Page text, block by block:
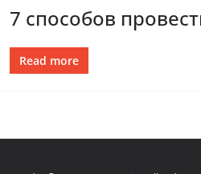
7 способов
Read more